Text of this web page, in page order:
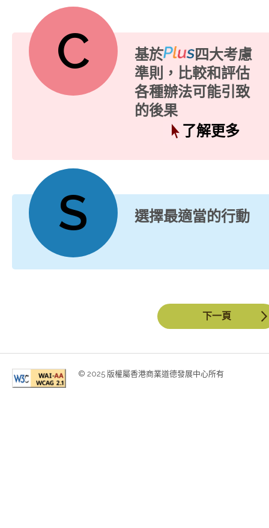
C 基於
四大考慮
準則，比較和評估
各種辦法可能引致
的後果
了解更多
S 選擇最適當的行動
下一頁
© 2025 版權屬香港商業道德發展中心所有